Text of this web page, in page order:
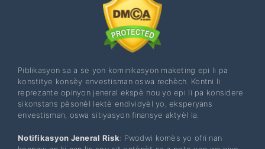
Piblikasyon sa a se yon kominikasyon maketing epi li pa
konstitye konsèy envestisman oswa rechèch. Kontni li
reprezante opinyon jeneral ekspè nou yo epi li pa konsidere
sikonstans pèsonèl lektè endividyèl yo, eksperyans
envestisman, oswa sitiyasyon finansye aktyèl la.
Notifikasyon Jeneral Risk: Pwodwi komès yo ofri nan